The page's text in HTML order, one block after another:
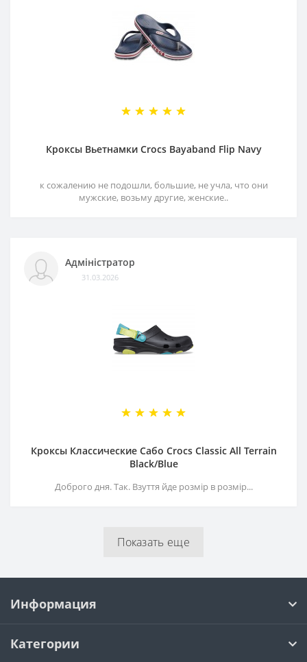
Кроксы Вьетнамки Crocs Bayaband Flip Navy
к сожалению не подошли, большие, не учла, что они
мужские, возьму другие, женские..
Адміністратор
31.03.2026
Кроксы Классические Сабо Crocs Classiс All Terrain
Black/Blue
Доброго дня. Так. Взуття йде розмір в розмір...
Показать еще
Информация
Категории